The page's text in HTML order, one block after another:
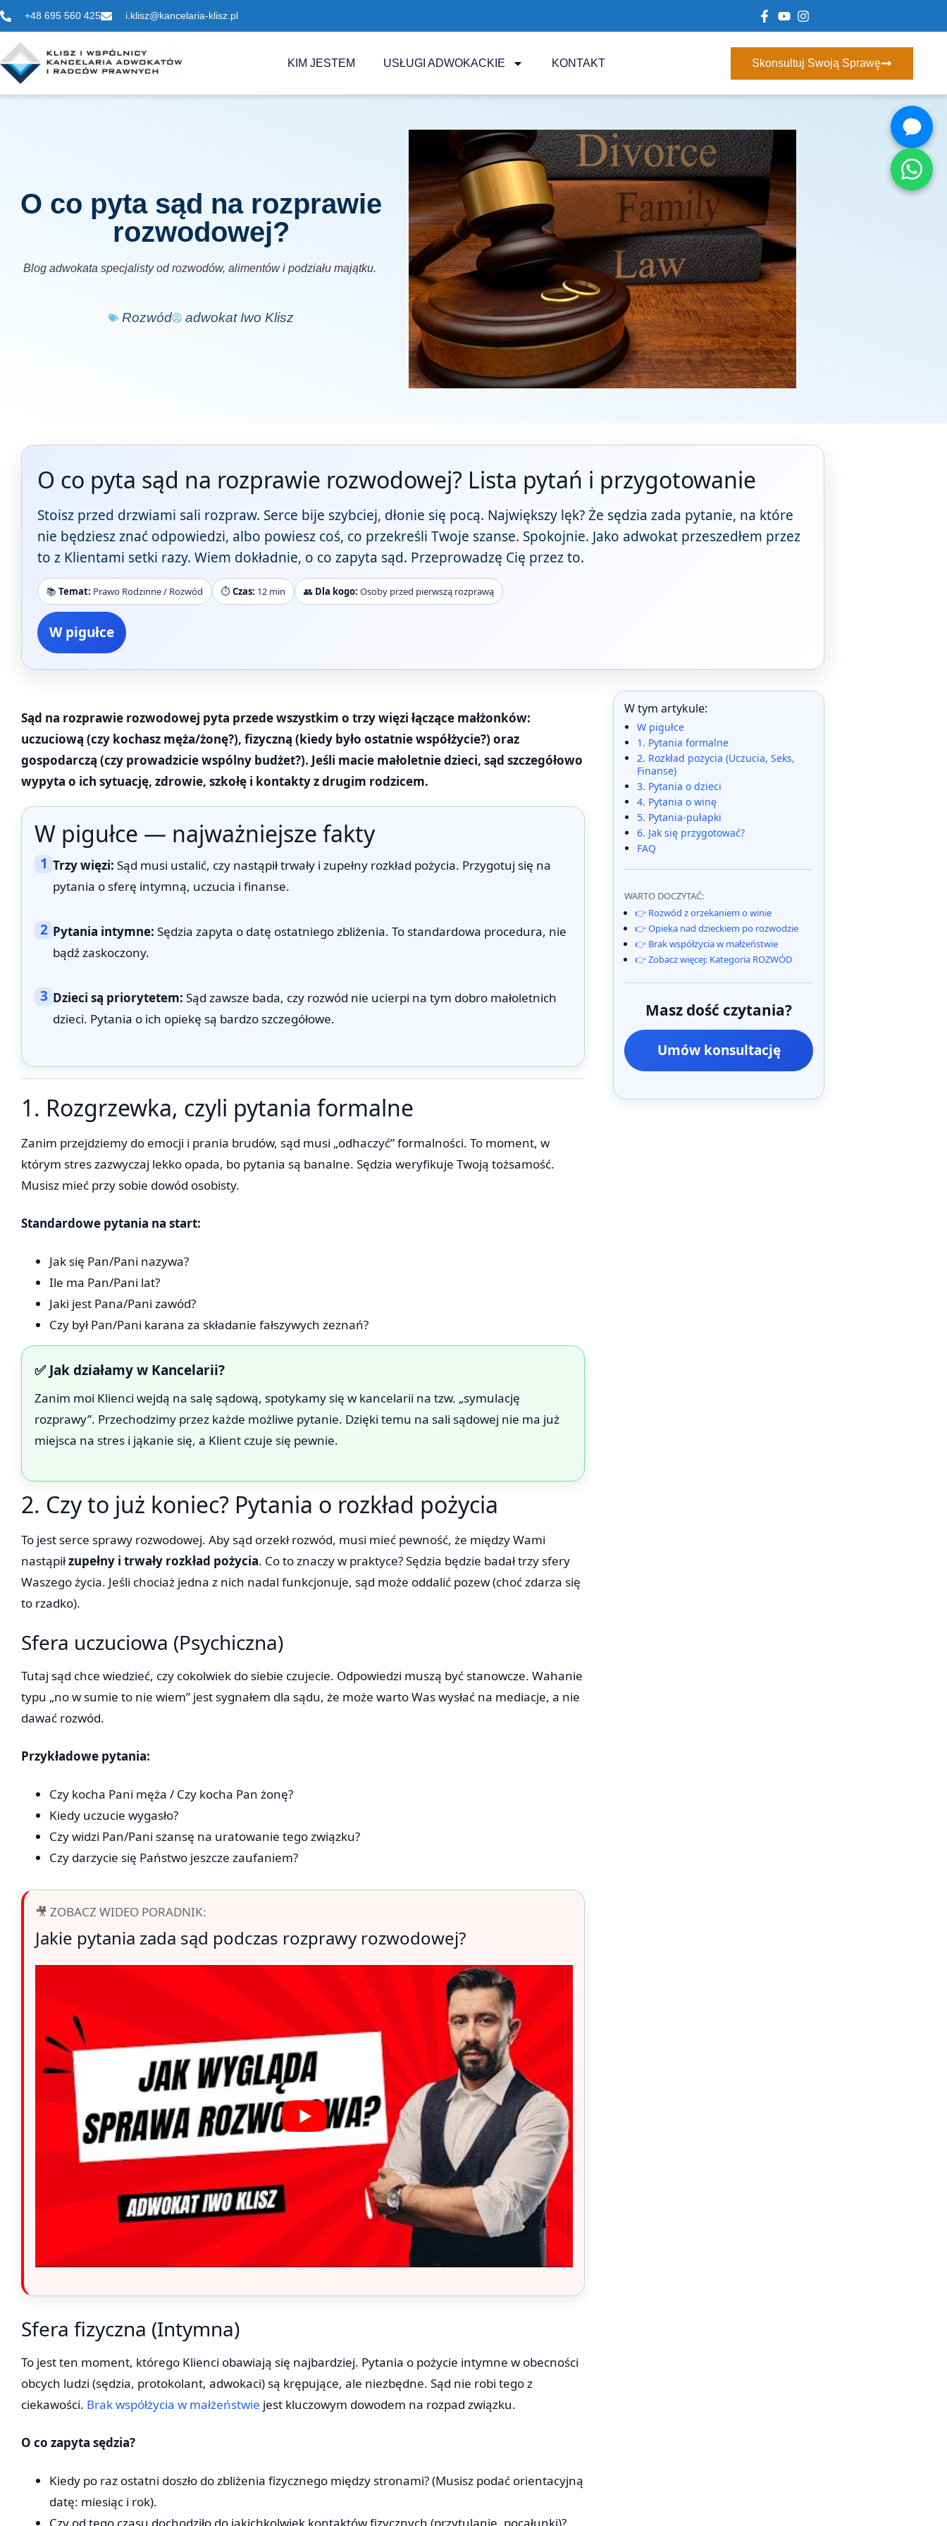
+48 695 560 425 i.klisz@kancelaria-klisz.pl
KIM JESTEM USŁUGI ADWOKACKIE KONTAKT Skonsultuj Swoją Sprawę
O co pyta sąd na rozprawie
rozwodowej?
Blog adwokata specjalisty od rozwodów, alimentów i podziału majątku.
Rozwód adwokat Iwo Klisz
O co pyta sąd na rozprawie rozwodowej? Lista pytań i przygotowanie
Stoisz przed drzwiami sali rozpraw. Serce bije szybciej, dłonie się pocą. Największy lęk? Że sędzia zada pytanie, na które
nie będziesz znać odpowiedzi, albo powiesz coś, co przekreśli Twoje szanse. Spokojnie. Jako adwokat przeszedłem przez
to z Klientami setki razy. Wiem dokładnie, o co zapyta sąd. Przeprowadzę Cię przez to.
📚Temat: Prawo Rodzinne / Rozwód ⏱️ Czas: 12 min 👥 Dla kogo: Osoby przed pierwszą rozprawą
W pigułce
Sąd na rozprawie rozwodowej pyta przede wszystkim o trzy więzi łączące małżonków:
uczuciową (czy kochasz męża/żonę?), fizyczną (kiedy było ostatnie współżycie?) oraz
gospodarczą (czy prowadzicie wspólny budżet?). Jeśli macie małoletnie dzieci, sąd szczegółowo
wypyta o ich sytuację, zdrowie, szkołę i kontakty z drugim rodzicem.
W pigułce — najważniejsze fakty
1 Trzy więzi: Sąd musi ustalić, czy nastąpił trwały i zupełny rozkład pożycia. Przygotuj się na
pytania o sferę intymną, uczucia i finanse.
2 Pytania intymne: Sędzia zapyta o datę ostatniego zbliżenia. To standardowa procedura, nie
bądź zaskoczony.
3 Dzieci są priorytetem: Sąd zawsze bada, czy rozwód nie ucierpi na tym dobro małoletnich
dzieci. Pytania o ich opiekę są bardzo szczegółowe.
1. Rozgrzewka, czyli pytania formalne
Zanim przejdziemy do emocji i prania brudów, sąd musi „odhaczyć” formalności. To moment, w
którym stres zazwyczaj lekko opada, bo pytania są banalne. Sędzia weryfikuje Twoją tożsamość.
Musisz mieć przy sobie dowód osobisty.
Standardowe pytania na start:
Jak się Pan/Pani nazywa?
Ile ma Pan/Pani lat?
Jaki jest Pana/Pani zawód?
Czy był Pan/Pani karana za składanie fałszywych zeznań?
✅ Jak działamy w Kancelarii?
Zanim moi Klienci wejdą na salę sądową, spotykamy się w kancelarii na tzw. „symulację
rozprawy”. Przechodzimy przez każde możliwe pytanie. Dzięki temu na sali sądowej nie ma już
miejsca na stres i jąkanie się, a Klient czuje się pewnie.
2. Czy to już koniec? Pytania o rozkład pożycia
To jest serce sprawy rozwodowej. Aby sąd orzekł rozwód, musi mieć pewność, że między Wami
nastąpiłzupełny i trwały rozkład pożycia. Co to znaczy w praktyce? Sędzia będzie badał trzy sfery
Waszego życia. Jeśli chociaż jedna z nich nadal funkcjonuje, sąd może oddalić pozew (choć zdarza się
to rzadko).
Sfera uczuciowa (Psychiczna)
Tutaj sąd chce wiedzieć, czy cokolwiek do siebie czujecie. Odpowiedzi muszą być stanowcze. Wahanie
typu „no w sumie to nie wiem” jest sygnałem dla sądu, że może warto Was wysłać na mediacje, a nie
dawać rozwód.
Przykładowe pytania:
Czy kocha Pani męża / Czy kocha Pan żonę?
Kiedy uczucie wygasło?
Czy widzi Pan/Pani szansę na uratowanie tego związku?
Czy darzycie się Państwo jeszcze zaufaniem?
🎥 ZOBACZ WIDEO PORADNIK:
Jakie pytania zada sąd podczas rozprawy rozwodowej?
Sfera fizyczna (Intymna)
To jest ten moment, którego Klienci obawiają się najbardziej. Pytania o pożycie intymne w obecności
obcych ludzi (sędzia, protokolant, adwokaci) są krępujące, ale niezbędne. Sąd nie robi tego z
ciekawości. Brak współżycia w małżeństwie jest kluczowym dowodem na rozpad związku.
O co zapyta sędzia?
Kiedy po raz ostatni doszło do zbliżenia fizycznego między stronami? (Musisz podać orientacyjną
datę: miesiąc i rok).
Czy od tego czasu dochodziło do jakichkolwiek kontaktów fizycznych (przytulanie, pocałunki)?
W tym artykule:
W pigułce
1. Pytania formalne
2. Rozkład pożycia (Uczucia, Seks,
Finanse)
3. Pytania o dzieci
4. Pytania o winę
5. Pytania-pułapki
6. Jak się przygotować?
FAQ
WARTO DOCZYTAĆ:
👉 Rozwód z orzekaniem o winie
👉 Opieka nad dzieckiem po rozwodzie
👉 Brak współżycia w małżeństwie
👉 Zobacz więcej: Kategoria ROZWÓD
Masz dość czytania?
Umów konsultację